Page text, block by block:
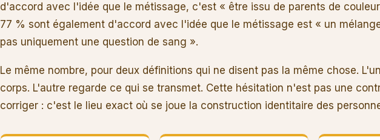
d'accord avec l'idée que le métissage, c'est « être issu de parents de
77 % sont également d'accord avec l'idée que le métissage est « un
pas uniquement une question de sang ».
Le même nombre, pour deux définitions qui ne disent pas la même chose.
corps. L'autre regarde ce qui se transmet. Cette hésitation n'est pas une
corriger : c'est le lieu exact où se joue la construction identitaire des